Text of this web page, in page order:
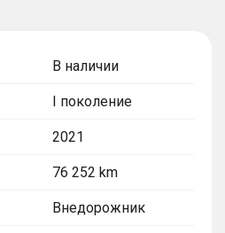
В наличии
I поколение
2021
76 252 km
Внедорожник